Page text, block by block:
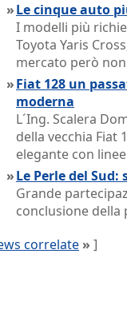
»Le cinque auto
I modelli più
Toyota Yaris
mercato però
»Fiat 128 un
moderna
L´Ing. Scalera
della vecchia Fiat
elegante con
»Le Perle del
Grande
conclusione della
correlate » ]